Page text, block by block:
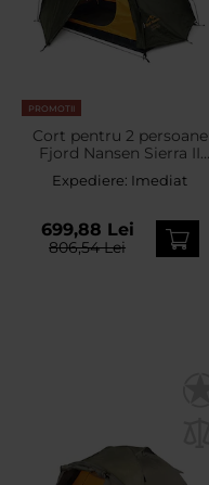
PROMOTII
Cort pentru 2 persoane
Fjord Nansen Sierra II
Comfort
Expediere: Imediat
699,88 Lei
806,54 Lei